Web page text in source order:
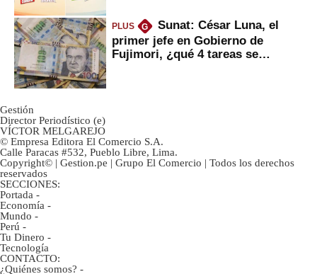
PLUS G
Sunat: César Luna, el
primer jefe en Gobierno de
Fujimori, ¿qué 4 tareas se
Gestión
Director Periodístico (e)
VÍCTOR MELGAREJO
© Empresa Editora El Comercio S.A.
Calle Paracas #532, Pueblo Libre, Lima.
Copyright© | Gestion.pe | Grupo El Comercio | Todos los derechos
reservados
SECCIONES:
Portada -
Economía -
Mundo -
Perú -
Tu Dinero -
Tecnología
CONTACTO:
¿Quiénes somos? -